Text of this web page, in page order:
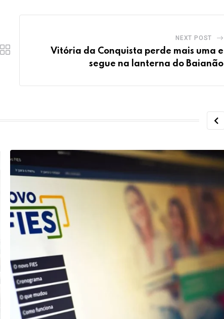
NEXT POST
Vitória da Conquista perde mais uma e
segue na lanterna do Baianão